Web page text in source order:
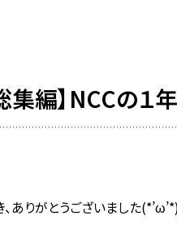
集編】NCCの１
ありがとうございました